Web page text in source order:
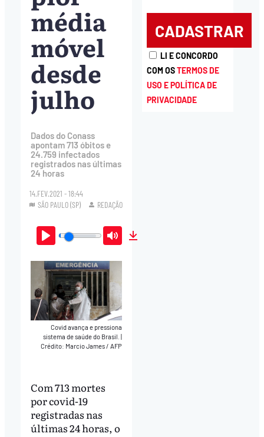
média
móvel
desde
julho
Dados do Conass
apontam 713 óbitos e
24.759 infectados
registrados nas últimas
24 horas
14.FEV.2021 - 18:44
SÃO PAULO (SP)
REDAÇÃO
Play Mute
Covid avança e pressiona
sistema de saúde do Brasil.|
Crédito: Marcio James / AFP
Com 713 mortes
por covid-19
registradas nas
últimas 24 horas, o
LI E CONCORDO
COM OSTERMOS DE
USO E POLÍTICA DE
PRIVACIDADE